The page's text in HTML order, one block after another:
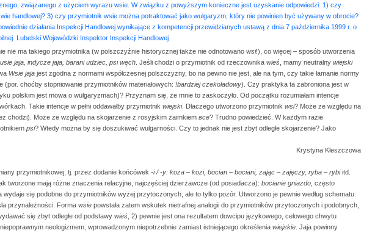
związanego z użyciem wyrazu wsie. W związku z powyższym konieczne jest uzyskanie odpowiedzi: 1) czy
handlowej? 3) czy przymiotnik wsie można potraktować jako wulgaryzm, który nie powinien być używany w obrocie?
działania Inspekcji Handlowej wynikające z kompetencji przewidzianych ustawą z dnia 7 października 1999 r. o
Lubelski Wojewódzki Inspektor Inspekcji Handlowej
nie ma takiego przymiotnika (w polszczyźnie historycznej także nie odnotowano wsi!), co więcej – sposób utworzenia
jaja, indycze jaja, barani udziec, psi węch . Jeśli chodzi o przymiotnik od rzeczownika wieś , mamy neutralny wiejski
Wsie jaja jest zgodna z normami współczesnej polszczyzny, bo na pewno nie jest, ale na tym, czy takie łamanie normy
choćby stopniowanie przymiotników materiałowych: !bardziej czekoladowy). Czy praktyka ta zabroniona jest w
polskim jest mowa o wulgaryzmach)? Przyznam się, że mnie to zaskoczyło. Od początku rozumiałam intencje
Takie intencje w pełni oddawałby przymiotnik wiejski. Dlaczego utworzono przymiotnik wsi? Może ze względu na
chodzi). Może ze względu na skojarzenie z rosyjskim zaimkiem все? Trudno powiedzieć. W każdym razie
psi? Wtedy można by się doszukiwać wulgarności. Czy to jednak nie jest zbyt odległe skojarzenie? Jako
Krystyna Kleszczowa
przymiotnikowej, tj. przez dodanie końcówek -i / -y: koza – kozi, bocian – bociani, zając – zajęczy, ryba – rybiitd.
tworzone mają różne znaczenia relacyjne, najczęściej dzierżawcze (od posiadacza): bocianie gniazdo , często
się podobne do przymiotników wyżej przytoczonych, ale to tylko pozór. Utworzono je pewnie według schematu:
przynależności. Forma wsie powstała zatem wskutek nietrafnej analogii do przymiotników przytoczonych i podobnych,
się zbyt odległe od podstawy wieś , 2) pewnie jest ona rezultatem dowcipu językowego, celowego chwytu
neologizmem, wprowadzonym niepotrzebnie zamiast istniejącego określenia wiejskie . Jaja powinny